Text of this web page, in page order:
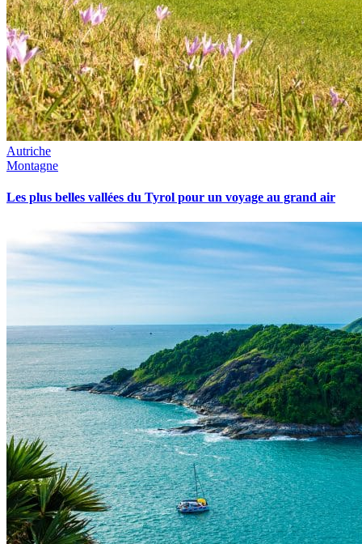
Autriche
Montagne
Les plus belles vallées du Tyrol pour un voyage au grand air